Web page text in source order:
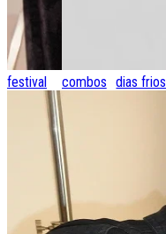
festival combos dias frios